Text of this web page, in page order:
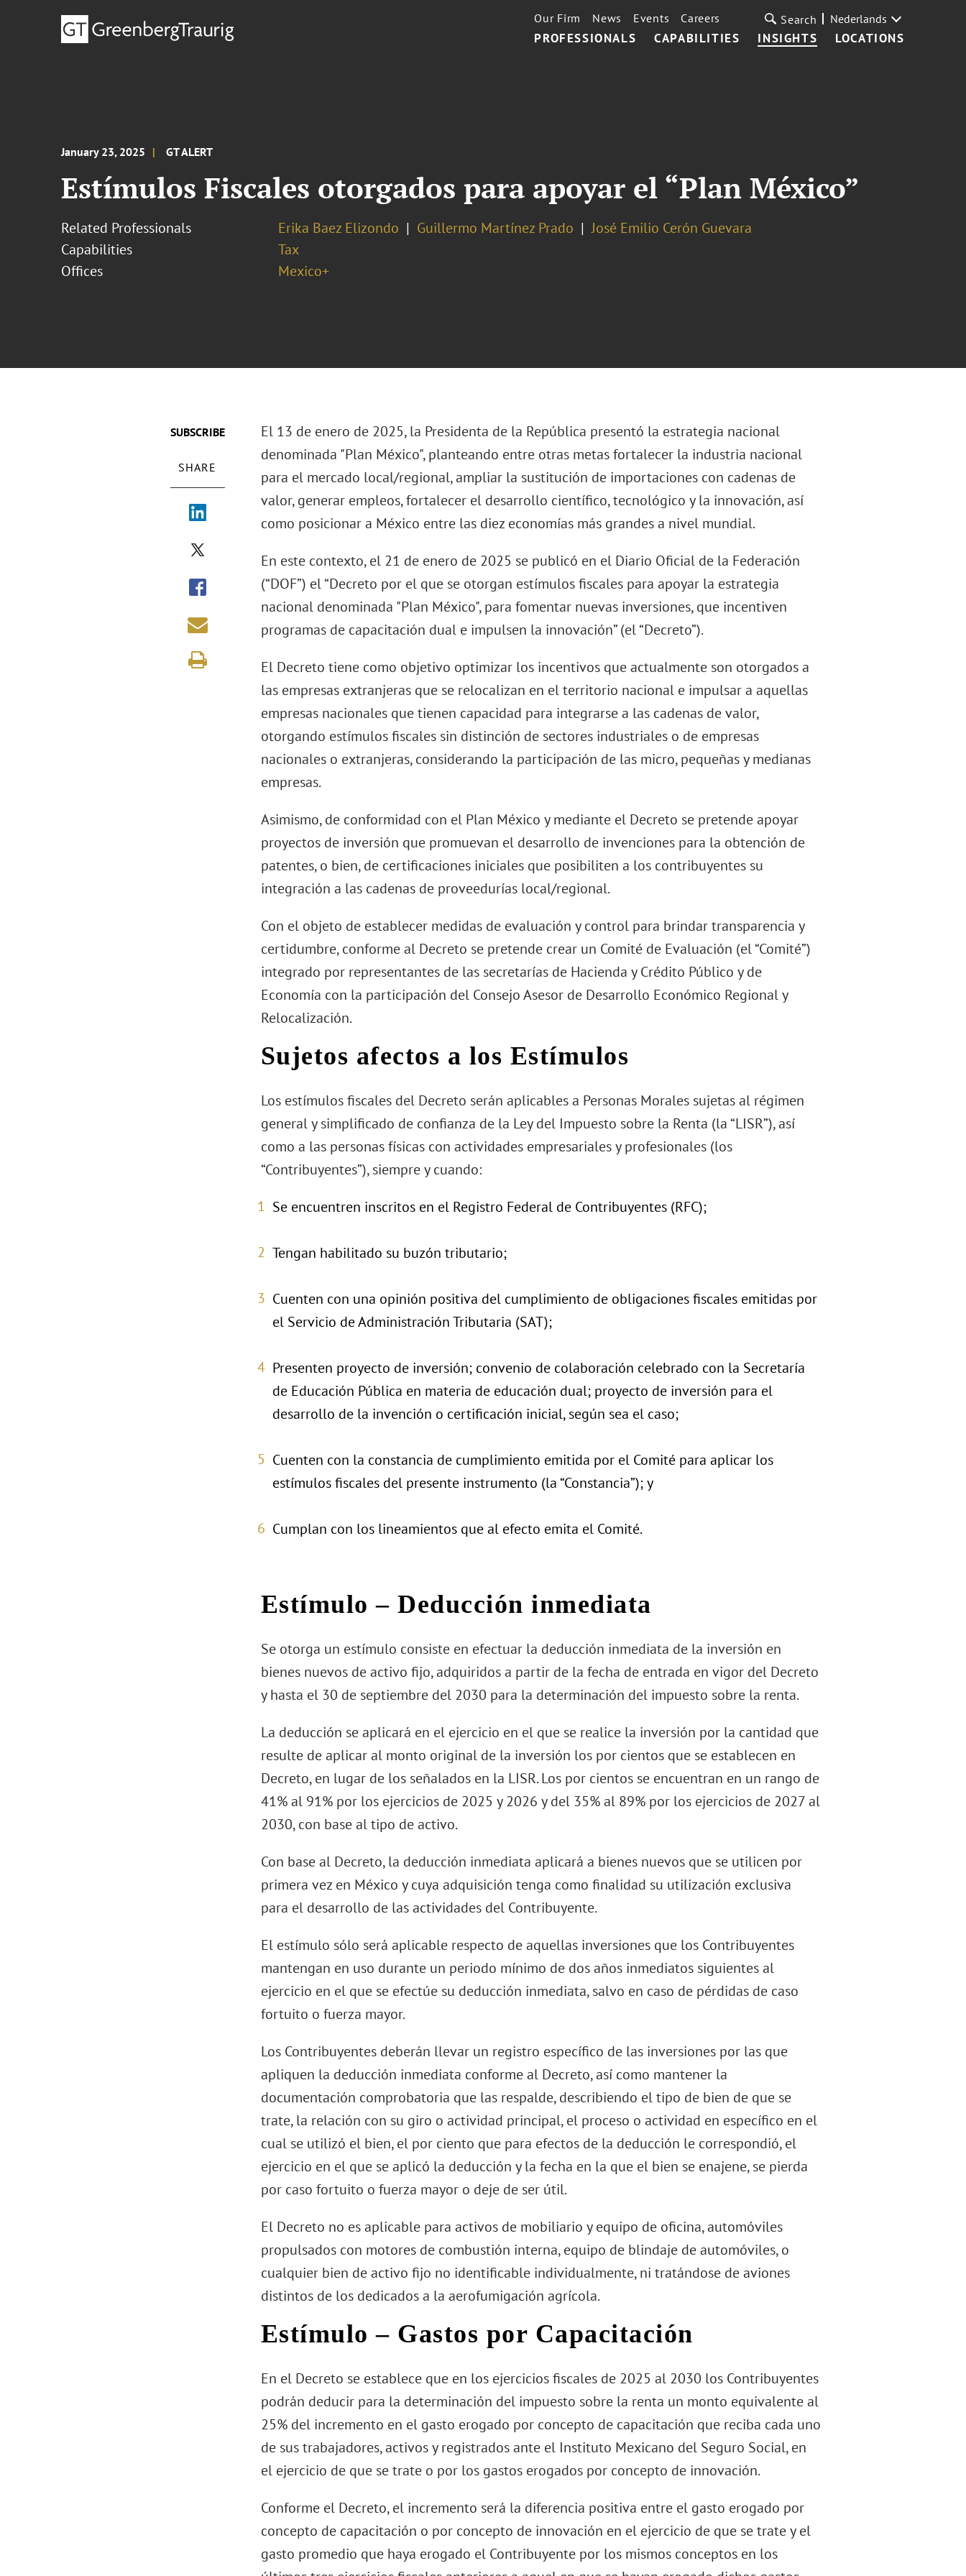
PROFESSIONALS CAPABILITIES INSIGHTS LOCATIONS
Our Firm News Events Careers Search Nederlands
January 23, 2025 GT ALERT
Estímulos Fiscales otorgados para apoyar el “Plan México”
Related Professionals Erika Baez Elizondo Guillermo Martínez Prado
José Emilio Cerón Guevara
Capabilities
Tax
Offices
Mexico+
SUBSCRIBE
SHARE
El 13 de enero de 2025, la Presidenta de la República presentó la estrategia nacional
denominada "Plan México", planteando entre otras metas fortalecer la industria nacional
para el mercado local/regional, ampliar la sustitución de importaciones con cadenas de
valor, generar empleos, fortalecer el desarrollo científico, tecnológico y la innovación, así
como posicionar a México entre las diez economías más grandes a nivel mundial.
En este contexto, el 21 de enero de 2025 se publicó en el Diario Oficial de la Federación
(“DOF”) el “Decreto por el que se otorgan estímulos fiscales para apoyar la estrategia
nacional denominada "Plan México", para fomentar nuevas inversiones, que incentiven
programas de capacitación dual e impulsen la innovación” (el “Decreto”).
El Decreto tiene como objetivo optimizar los incentivos que actualmente son otorgados a
las empresas extranjeras que se relocalizan en el territorio nacional e impulsar a aquellas
empresas nacionales que tienen capacidad para integrarse a las cadenas de valor,
otorgando estímulos fiscales sin distinción de sectores industriales o de empresas
nacionales o extranjeras, considerando la participación de las micro, pequeñas y medianas
empresas.
Asimismo, de conformidad con el Plan México y mediante el Decreto se pretende apoyar
proyectos de inversión que promuevan el desarrollo de invenciones para la obtención de
patentes, o bien, de certificaciones iniciales que posibiliten a los contribuyentes su
integración a las cadenas de proveedurías local/regional.
Con el objeto de establecer medidas de evaluación y control para brindar transparencia y
certidumbre, conforme al Decreto se pretende crear un Comité de Evaluación (el “Comité”)
integrado por representantes de las secretarías de Hacienda y Crédito Público y de
Economía con la participación del Consejo Asesor de Desarrollo Económico Regional y
Relocalización.
Sujetos afectos a los Estímulos
Los estímulos fiscales del Decreto serán aplicables a Personas Morales sujetas al régimen
general y simplificado de confianza de la Ley del Impuesto sobre la Renta (la “LISR”), así
como a las personas físicas con actividades empresariales y profesionales (los
“Contribuyentes”), siempre y cuando:
Se encuentren inscritos en el Registro Federal de Contribuyentes (RFC);
Tengan habilitado su buzón tributario;
Cuenten con una opinión positiva del cumplimiento de obligaciones fiscales emitidas por
el Servicio de Administración Tributaria (SAT);
Presenten proyecto de inversión; convenio de colaboración celebrado con la Secretaría
de Educación Pública en materia de educación dual; proyecto de inversión para el
desarrollo de la invención o certificación inicial, según sea el caso;
Cuenten con la constancia de cumplimiento emitida por el Comité para aplicar los
estímulos fiscales del presente instrumento (la “Constancia”); y
Cumplan con los lineamientos que al efecto emita el Comité.
Estímulo – Deducción inmediata
Se otorga un estímulo consiste en efectuar la deducción inmediata de la inversión en
bienes nuevos de activo fijo, adquiridos a partir de la fecha de entrada en vigor del Decreto
y hasta el 30 de septiembre del 2030 para la determinación del impuesto sobre la renta.
La deducción se aplicará en el ejercicio en el que se realice la inversión por la cantidad que
resulte de aplicar al monto original de la inversión los por cientos que se establecen en
Decreto, en lugar de los señalados en la LISR. Los por cientos se encuentran en un rango de
41% al 91% por los ejercicios de 2025 y 2026 y del 35% al 89% por los ejercicios de 2027 al
2030, con base al tipo de activo.
Con base al Decreto, la deducción inmediata aplicará a bienes nuevos que se utilicen por
primera vez en México y cuya adquisición tenga como finalidad su utilización exclusiva
para el desarrollo de las actividades del Contribuyente.
El estímulo sólo será aplicable respecto de aquellas inversiones que los Contribuyentes
mantengan en uso durante un periodo mínimo de dos años inmediatos siguientes al
ejercicio en el que se efectúe su deducción inmediata, salvo en caso de pérdidas de caso
fortuito o fuerza mayor.
Los Contribuyentes deberán llevar un registro específico de las inversiones por las que
apliquen la deducción inmediata conforme al Decreto, así como mantener la
documentación comprobatoria que las respalde, describiendo el tipo de bien de que se
trate, la relación con su giro o actividad principal, el proceso o actividad en específico en el
cual se utilizó el bien, el por ciento que para efectos de la deducción le correspondió, el
ejercicio en el que se aplicó la deducción y la fecha en la que el bien se enajene, se pierda
por caso fortuito o fuerza mayor o deje de ser útil.
El Decreto no es aplicable para activos de mobiliario y equipo de oficina, automóviles
propulsados con motores de combustión interna, equipo de blindaje de automóviles, o
cualquier bien de activo fijo no identificable individualmente, ni tratándose de aviones
distintos de los dedicados a la aerofumigación agrícola.
Estímulo – Gastos por Capacitación
En el Decreto se establece que en los ejercicios fiscales de 2025 al 2030 los Contribuyentes
podrán deducir para la determinación del impuesto sobre la renta un monto equivalente al
25% del incremento en el gasto erogado por concepto de capacitación que reciba cada uno
de sus trabajadores, activos y registrados ante el Instituto Mexicano del Seguro Social, en
el ejercicio de que se trate o por los gastos erogados por concepto de innovación.
Conforme el Decreto, el incremento será la diferencia positiva entre el gasto erogado por
concepto de capacitación o por concepto de innovación en el ejercicio de que se trate y el
gasto promedio que haya erogado el Contribuyente por los mismos conceptos en los